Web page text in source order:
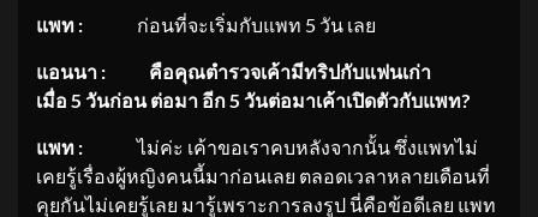
แพท : ก่อนที่จะเริ่มกับแพท 5 วัน เลย
แอนนา : คือคุณตำรวจเค้ามีทริปกับแฟนเก่า
เมื่อ 5 วันก่อน ต่อมา อีก 5 วันต่อมาเค้าเปิดตัวกับแพท?
แพท :ไม่ค่ะ เค้าขอเราคบหลังจากนั้น ซึ่งแพทไม่
เคยรู้เรื่องผู้หญิงคนนี้มาก่อนเลย ตลอดเวลาหลายเดือนที่
คุยกันไม่เคยรู้เลย มารู้เพราะการลงรูป นี่คือข้อดีเลย แพท